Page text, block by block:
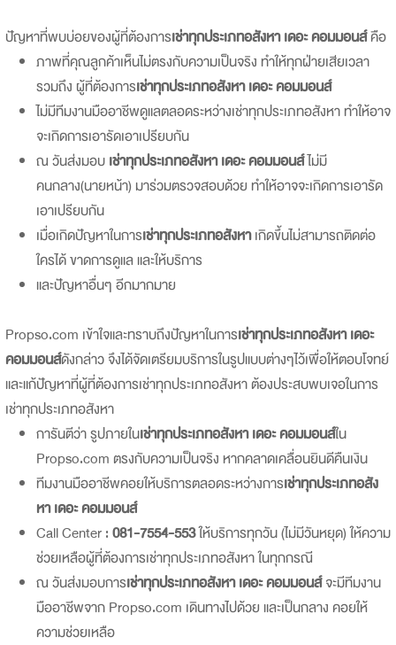
ปัญหาที่พบบ่อยของผู้ที่ต้องการเช่าทุกประเภทอสังหา เดอะ คอมมอนส์คือ
ภาพที่คุณลูกค้าเห็นไม่ตรงกับความเป็นจริง ทำให้ทุกฝ่ายเสียเวลา
รวมถึง ผู้ที่ต้องการเช่าทุกประเภทอสังหา เดอะ คอมมอนส์
ไม่มีทีมงานมืออาชีพดูแลตลอดระหว่างเช่าทุกประเภทอสังหา ทำให้อาจ
จะเกิดการเอารัดเอาเปรียบกัน
ณ วันส่งมอบเช่าทุกประเภทอสังหา เดอะ คอมมอนส์ไม่มี
คนกลาง(นายหน้า) มาร่วมตรวจสอบด้วย ทำให้อาจจะเกิดการเอารัด
เอาเปรียบกัน
เมื่อเกิดปัญหาในการเช่าทุกประเภทอสังหาเกิดขึ้นไม่สามารถติดต่อ
ใครได้ ขาดการดูแล และให้บริการ
และปัญหาอื่นๆ อีกมากมาย
Propso.com เข้าใจและทราบถึงปัญหาในการเช่าทุกประเภทอสังหา เดอะ
คอมมอนส์ดังกล่าว จึงได้จัดเตรียมบริการในรูปแบบต่างๆไว้เพื่อให้ตอบโจทย์
และแก้ปัญหาที่ผู้ที่ต้องการเช่าทุกประเภทอสังหา ต้องประสบพบเจอในการ
เช่าทุกประเภทอสังหา
การันตีว่า รูปภายในเช่าทุกประเภทอสังหา เดอะ คอมมอนส์ใน
Propso.com ตรงกับความเป็นจริง หากคลาดเคลื่อนยินดีคืนเงิน
ทีมงานมืออาชีพคอยให้บริการตลอดระหว่างการเช่าทุกประเภทอสัง
หา เดอะ คอมมอนส์
Call Center :081-7554-553ให้บริการทุกวัน (ไม่มีวันหยุด) ให้ความ
ช่วยเหลือผู้ที่ต้องการเช่าทุกประเภทอสังหา ในทุกกรณี
ณ วันส่งมอบการเช่าทุกประเภทอสังหา เดอะ คอมมอนส์จะมีทีมงาน
มืออาชีพจาก Propso.com เดินทางไปด้วย และเป็นกลาง คอยให้
ความช่วยเหลือ